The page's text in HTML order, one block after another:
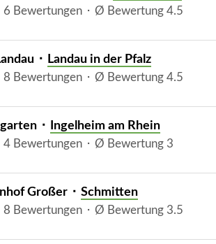
6 Bewertungen ⬝ Ø Bewertung 4.5
⬝ Landau in der Pfalz
8 Bewertungen ⬝ Ø Bewertung 4.5
⬝ Ingelheim am Rhein
4 Bewertungen ⬝ Ø Bewertung 3
Großer ⬝ Schmitten
8 Bewertungen ⬝ Ø Bewertung 3.5